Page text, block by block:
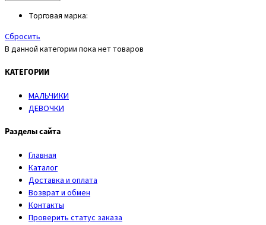
Торговая марка:
Cбросить
В данной категории пока нет товаров
КАТЕГОРИИ
МАЛЬЧИКИ
ДЕВОЧКИ
Разделы сайта
Главная
Каталог
Доставка и оплата
Возврат и обмен
Контакты
Проверить статус заказа